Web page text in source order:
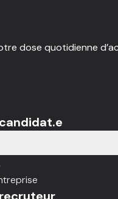
dose quotidienne